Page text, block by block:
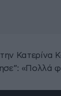
Κατερίνα
«Πολλά